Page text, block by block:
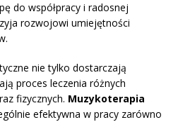
do współpracy i radosnej
rozwojowi umiejętności
nie tylko dostarczają
proces leczenia różnych
fizycznych. Muzykoterapia
efektywna w pracy zarówno